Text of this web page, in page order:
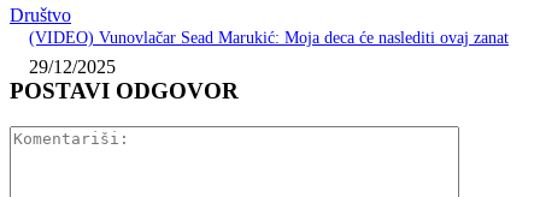
Društvo
(VIDEO) Vunovlačar Sead Marukić: Moja deca će naslediti ovaj zanat
29/12/2025
POSTAVI ODGOVOR